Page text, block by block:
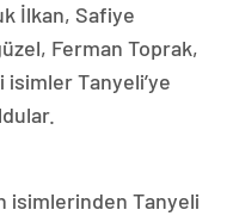
İlkan, Safiye
Ferman Toprak,
isimler Tanyeli’ye
isimlerinden Tanyeli